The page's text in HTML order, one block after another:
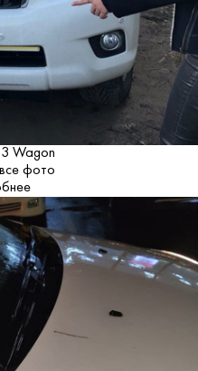
3 Wagon
фото